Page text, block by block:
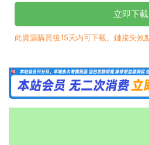
立即下載
此資源購買後15天内可下載。鏈接失效